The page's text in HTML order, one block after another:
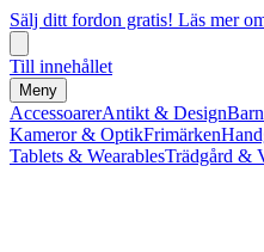
Sälj ditt fordon gratis! Läs mer
Till innehållet
Meny
AccessoarerAntikt & Design
Kameror & OptikFrimärken
Tablets & WearablesTrädgård &